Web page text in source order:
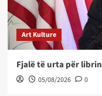
Art Kulture
Fjalë të urta për librin
05/08/2026 0